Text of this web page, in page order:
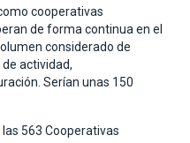
cooperativas
de forma continua en el
considerado de
actividad,
Serían unas 150
563 Cooperativas